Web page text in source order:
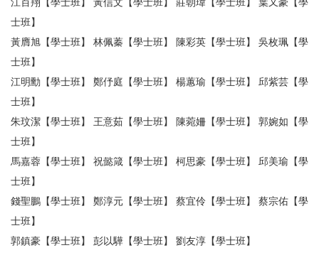
江百翔【學士班】 黃信文【學士班】 莊朝瑋【學士班】 葉又豪【學
士班】
黃膺旭【學士班】 林佩蓁【學士班】 陳彩英【學士班】 吳枚珮【學
士班】
江明勳【學士班】 鄭伃庭【學士班】 楊蕙瑜【學士班】 邱紫芸【學
士班】
朱玟潔【學士班】 王意茹【學士班】 陳菀姍【學士班】 郭婉如【學
士班】
馬嘉蓉【學士班】 祝懿箴【學士班】 柯思豪【學士班】 邱美瑜【學
士班】
錢聖鵬【學士班】 鄭淳元【學士班】 蔡宜伶【學士班】 蔡宗佑【學
士班】
郭鎮豪【學士班】 彭以驊【學士班】 劉友淳【學士班】